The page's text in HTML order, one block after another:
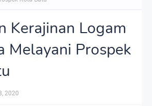
Kerajinan Logam
Melayani Prospek
2020